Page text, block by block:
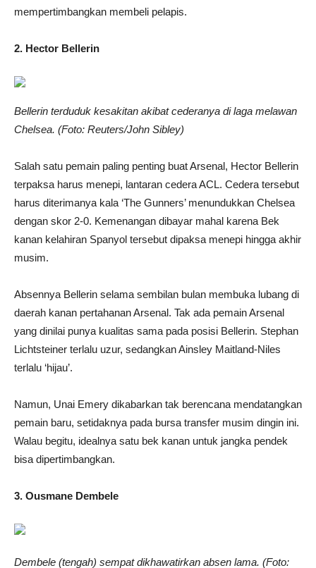
mempertimbangkan membeli pelapis.
2. Hector Bellerin
Bellerin terduduk kesakitan akibat cederanya di laga melawan
Chelsea. (Foto: Reuters/John Sibley)
Salah satu pemain paling penting buat Arsenal, Hector Bellerin
terpaksa harus menepi, lantaran cedera ACL. Cedera tersebut
harus diterimanya kala ‘The Gunners’ menundukkan Chelsea
dengan skor 2-0. Kemenangan dibayar mahal karena Bek
kanan kelahiran Spanyol tersebut dipaksa menepi hingga akhir
musim.
Absennya Bellerin selama sembilan bulan membuka lubang di
daerah kanan pertahanan Arsenal. Tak ada pemain Arsenal
yang dinilai punya kualitas sama pada posisi Bellerin. Stephan
Lichtsteiner terlalu uzur, sedangkan Ainsley Maitland-Niles
terlalu ‘hijau’.
Namun, Unai Emery dikabarkan tak berencana mendatangkan
pemain baru, setidaknya pada bursa transfer musim dingin ini.
Walau begitu, idealnya satu bek kanan untuk jangka pendek
bisa dipertimbangkan.
3. Ousmane Dembele
Dembele (tengah) sempat dikhawatirkan absen lama. (Foto: